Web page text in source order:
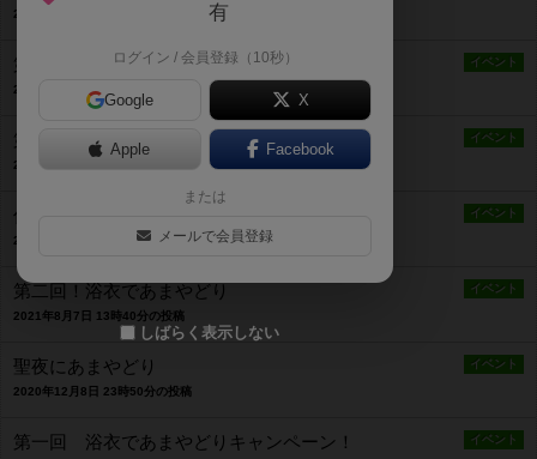
2023年7月29日 14時25分の投稿
イベント
第三回！浴衣であまやどり
2022年8月5日 13時19分の投稿
イベント
第二回！聖夜にあまやどり
2021年12月2日 11時52分の投稿
イベント
仮装であまやどり
2021年10月21日 15時47分の投稿
イベント
第二回！浴衣であまやどり
2021年8月7日 13時40分の投稿
イベント
聖夜にあまやどり
2020年12月8日 23時50分の投稿
イベント
第一回 浴衣であまやどりキャンペーン！
有
ログイン / 会員登録（10秒）
Google X
Apple Facebook
または
メールで会員登録
しばらく表示しない